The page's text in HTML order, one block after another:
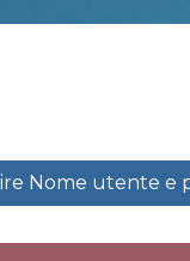
Nome utente e